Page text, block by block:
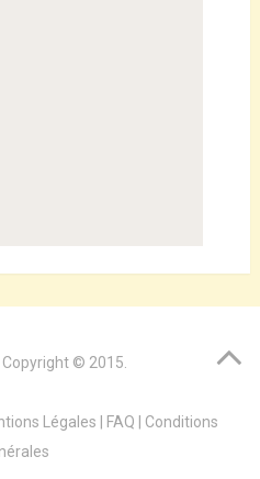
Copyright © 2015.
Légales FAQ
Conditions